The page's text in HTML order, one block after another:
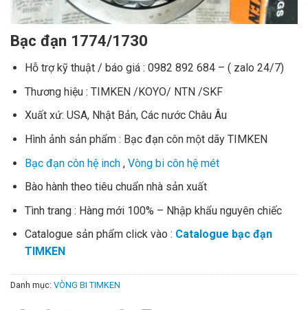
Bạc đạn 1774/1730
Hỗ trợ kỹ thuật / báo giá : 0982 892 684 – ( zalo 24/7)
Thương hiệu : TIMKEN /KOYO/ NTN /SKF
Xuất xứ: USA, Nhật Bản, Các nước Châu Âu
Hình ảnh sản phẩm : Bạc đạn côn một dãy TIMKEN
Bạc đạn côn hệ inch, Vòng bi côn hệ mét
Bào hành theo tiêu chuẩn nhà sản xuất
Tình trang : Hàng mới 100% – Nhập khẩu nguyên chiếc
Catalogue sản phẩm click vào : Catalogue bạc đạn
TIMKEN
Danh mục: VÒNG BI TIMKEN